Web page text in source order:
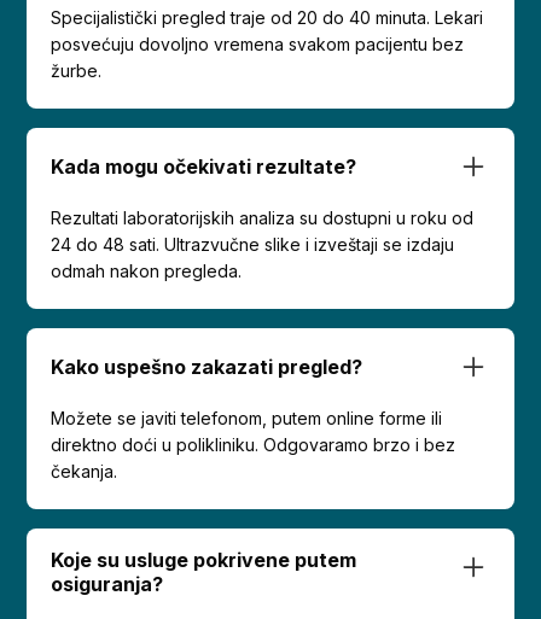
Specijalistički pregled traje od 20 do 40 minuta. Lekari
posvećuju dovoljno vremena svakom pacijentu bez
žurbe.
Kada mogu očekivati rezultate?
Rezultati laboratorijskih analiza su dostupni u roku od
24 do 48 sati. Ultrazvučne slike i izveštaji se izdaju
odmah nakon pregleda.
Kako uspešno zakazati pregled?
Možete se javiti telefonom, putem online forme ili
direktno doći u polikliniku. Odgovaramo brzo i bez
čekanja.
Koje su usluge pokrivene putem
osiguranja?